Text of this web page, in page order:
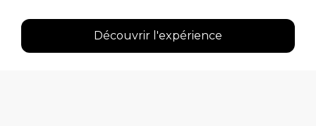
Découvrir l'expérience